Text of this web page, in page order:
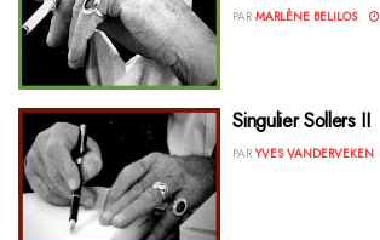
PAR MARLÈNE BELILOS
Singulier Sollers II
PAR YVES VANDERVEKEN